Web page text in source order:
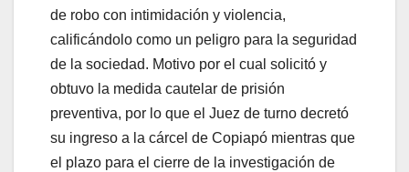
de robo con intimidación y violencia,
calificándolo como un peligro para la seguridad
de la sociedad. Motivo por el cual solicitó y
obtuvo la medida cautelar de prisión
preventiva, por lo que el Juez de turno decretó
su ingreso a la cárcel de Copiapó mientras que
el plazo para el cierre de la investigación de